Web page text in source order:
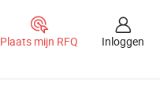
Plaats mijn RFQ Inloggen